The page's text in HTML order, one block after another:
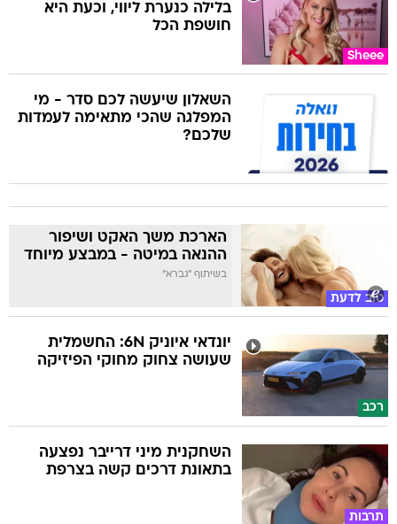
Sheee
בלילה כנערת ליווי, וכעת היא
חושפת הכל
השאלון שיעשה לכם סדר - מי
המפלגה שהכי מתאימה לעמדות
שלכם?
טוב לדעת
הארכת משך האקט ושיפור
ההנאה במיטה - במבצע מיוחד
בשיתוף "גברא"
רכב
יונדאי איוניק 6N: החשמלית
שעושה צחוק מחוקי הפיזיקה
תרבות
השחקנית מיני דרייבר נפצעה
בתאונת דרכים קשה בצרפת